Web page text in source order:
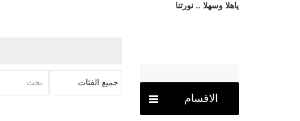
ياهلا وسهلا .. نورتنا
الاقسام